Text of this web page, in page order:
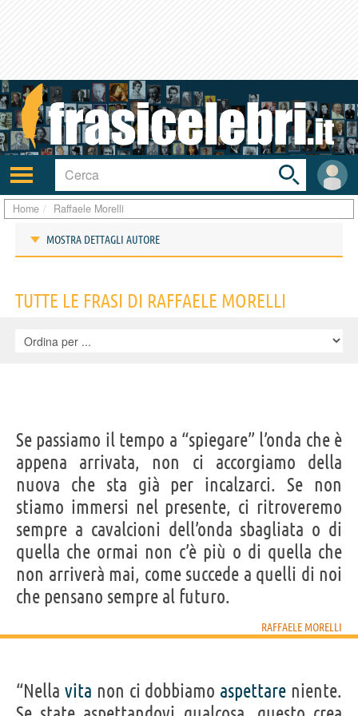
Attiva/disattiva
navigazione
User
area
Toggle
search
bar
Home Raffaele Morelli
MOSTRA DETTAGLI AUTORE
IDENTIKIT E DATI ANAGRAFICI
Nome
Cognome Morelli
Nato 5 novembre 1948
Sesso maschile
Nazionalità
Professione psichiatra scrittore,medico,psicoterapeuta
Segno zodiacale Scorpione
LIBRI DI RAFFAELE MORELLI
TUTTE LE FRASI DI RAFFAELE MORELLI
Se passiamo il tempo a “spiegare” l’onda che è
appena arrivata, non ci accorgiamo della
nuova che sta già per incalzarci. Se non
stiamo immersi nel presente, ci ritroveremo
sempre a cavalcioni dell’onda sbagliata o di
quella che ormai non c’è più o di quella che
non arriverà mai, come succede a quelli di noi
che pensano sempre al futuro.
RAFFAELE MORELLI
“Nella vita non ci dobbiamo aspettare niente.